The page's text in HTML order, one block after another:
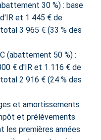
30 %) : base
et 1 445 € de
total 3 965 € (33 % des
(abattement 50 %) :
€ d'IR et 1 116 € de
total 2 916 € (24 % des
et amortissements
et prélèvements
les premières années